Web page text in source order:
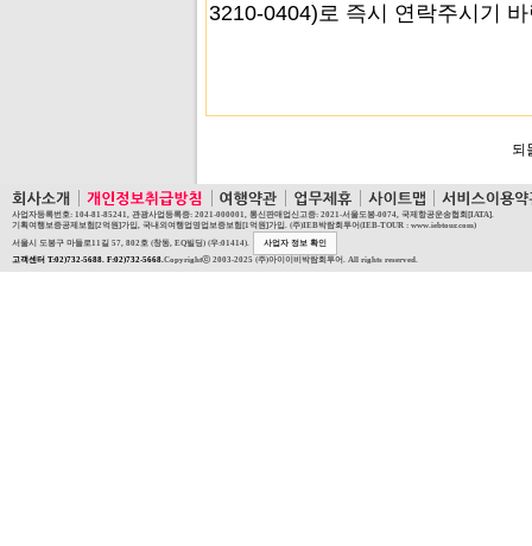
3210-0404)로 즉시 연락주시기
되
사업자등록번호: 104-81-85241, 관광사업등록증: 2021-000001, 통신판매업신고증: 2021-서울도봉-0074, 국제항공운송협회[IATA].
기획여행보증공제보험[2억원]가입, 국내외여행업영업보증보험[1억원]가입. (주)IEB박람회투어(IEB-TOUR : www.iebtour.com)
서울시 도봉구 마들로11길 57, 802호 (창동, EQ빌딩) (우:01414).
사업자 정보 확인
고객센터 T:02)732-5688. F:02)732-5668.Copyrightⓒ 2003-2025 (주)아이이비박람회투어. All rights reserved.